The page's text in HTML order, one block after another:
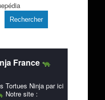
Rechercher
France
Tortues Ninja par ici
Notre site :